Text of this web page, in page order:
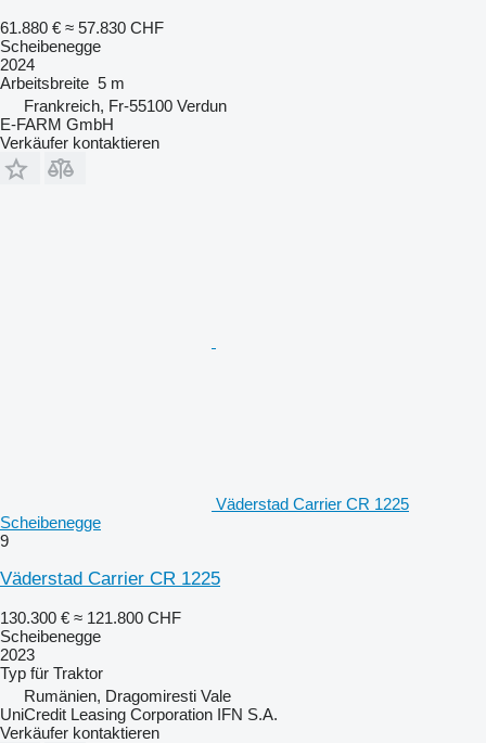
61.880 € ≈ 57.830 CHF
Scheibenegge
2024
Arbeitsbreite 5 m
Frankreich, Fr-55100 Verdun
E-FARM GmbH
Verkäufer kontaktieren
Väderstad Carrier CR 1225
Scheibenegge
9
Väderstad Carrier CR 1225
130.300 € ≈ 121.800 CHF
Scheibenegge
2023
Typ für Traktor
Rumänien, Dragomiresti Vale
UniCredit Leasing Corporation IFN S.A.
Verkäufer kontaktieren